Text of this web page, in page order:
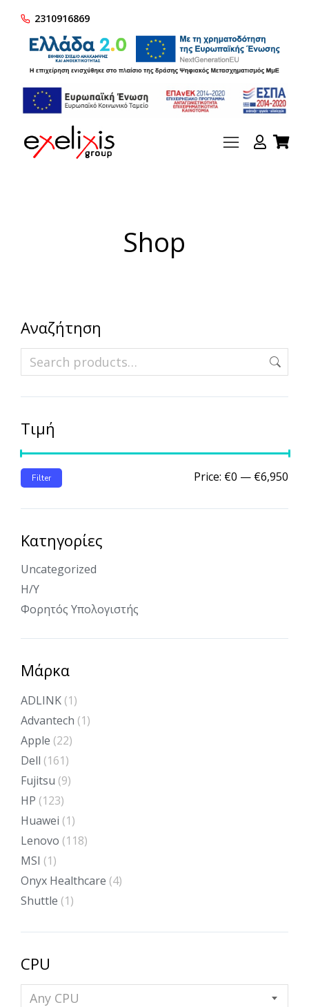
2310916869
Shop
Αναζήτηση
Τιμή
Filter Price: €0 — €6,950
Κατηγορίες
Uncategorized
Η/Υ
Φορητός Υπολογιστής
Μάρκα
ADLINK (1)
Advantech (1)
Apple (22)
Dell (161)
Fujitsu (9)
HP (123)
Huawei (1)
Lenovo (118)
MSI (1)
Onyx Healthcare (4)
Shuttle (1)
CPU
Any CPU